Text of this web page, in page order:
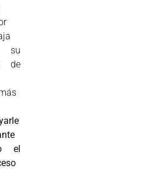
su
de
el